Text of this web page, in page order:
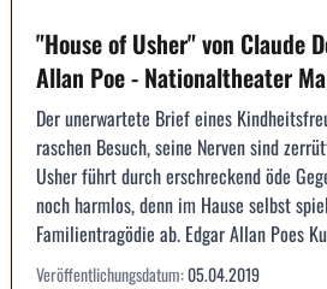
"House of Usher" von Claude
Allan Poe - Nationaltheater
Der unerwartete Brief eines
raschen Besuch, seine Nerven sind
Usher führt durch erschreckend öde
noch harmlos, denn im Hause selbst
Familientragödie ab. Edgar Allan Poes
Veröffentlichungsdatum:05.04.2019